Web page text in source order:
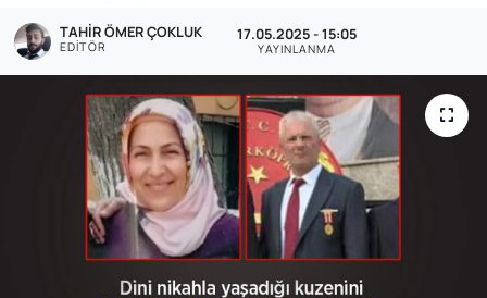
TAHIR ÖMER ÇOKLUK
EDITÖR
17.05.2025 - 15:05
YAYINLANMA
Özel Haber
POLİTİKA
Siyaset
Spor
Web Tv